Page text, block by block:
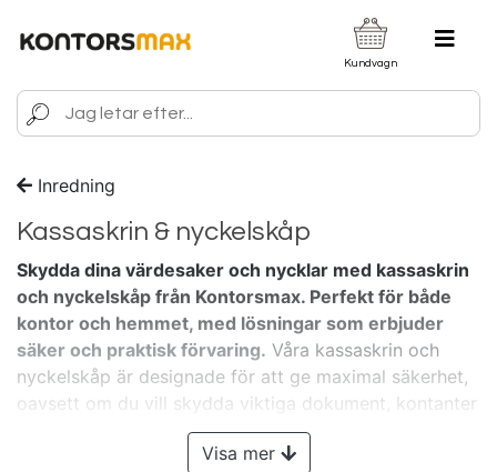
Kundvagn
Inredning
Kassaskrin & nyckelskåp
Skydda dina värdesaker och nycklar med kassaskrin
och nyckelskåp från Kontorsmax. Perfekt för både
kontor och hemmet, med lösningar som erbjuder
säker och praktisk förvaring. Våra kassaskrin och
nyckelskåp är designade för att ge maximal säkerhet,
oavsett om du vill skydda viktiga dokument, kontanter
eller nycklar. Med robusta konstruktioner och smarta
lås ger våra produkter trygghet i både små och stora
Visa mer